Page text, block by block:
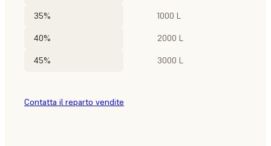
35% 1000 L
40% 2000 L
45% 3000 L
Contatta il reparto vendite